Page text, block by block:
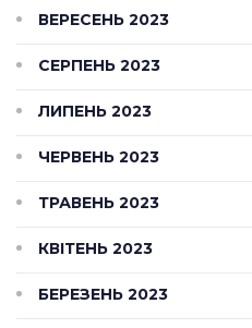
ВЕРЕСЕНЬ 2023
СЕРПЕНЬ 2023
ЛИПЕНЬ 2023
ЧЕРВЕНЬ 2023
ТРАВЕНЬ 2023
КВІТЕНЬ 2023
БЕРЕЗЕНЬ 2023